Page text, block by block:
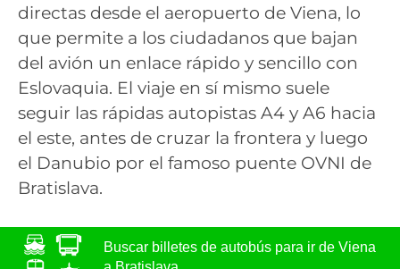
directas desde el aeropuerto de Viena, lo
que permite a los ciudadanos que bajan
del avión un enlace rápido y sencillo con
Eslovaquia. El viaje en sí mismo suele
seguir las rápidas autopistas A4 y A6 hacia
el este, antes de cruzar la frontera y luego
el Danubio por el famoso puente OVNI de
Bratislava.
Buscar billetes de autobús para ir de Viena